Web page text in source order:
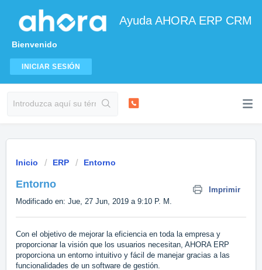
Ayuda AHORA ERP CRM
Bienvenido
INICIAR SESIÓN
Inicio ERP Entorno
Entorno
Imprimir
Modificado en: Jue, 27 Jun, 2019 a 9:10 P. M.
Con el objetivo de mejorar la eficiencia en toda la empresa y
proporcionar la visión que los usuarios necesitan, AHORA ERP
proporciona un entorno intuitivo y fácil de manejar gracias a las
funcionalidades de un software de gestión.